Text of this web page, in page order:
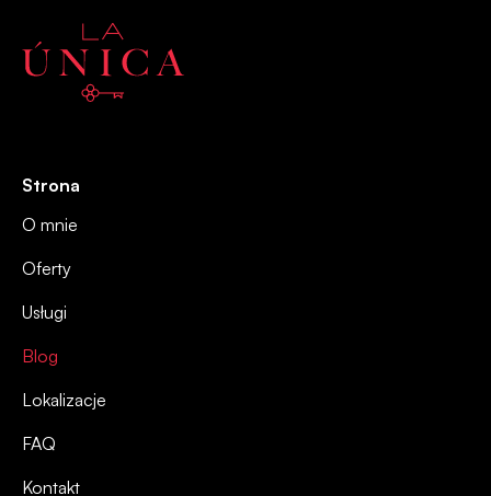
Strona
O mnie
Oferty
Usługi
Blog
Lokalizacje
FAQ
Kontakt